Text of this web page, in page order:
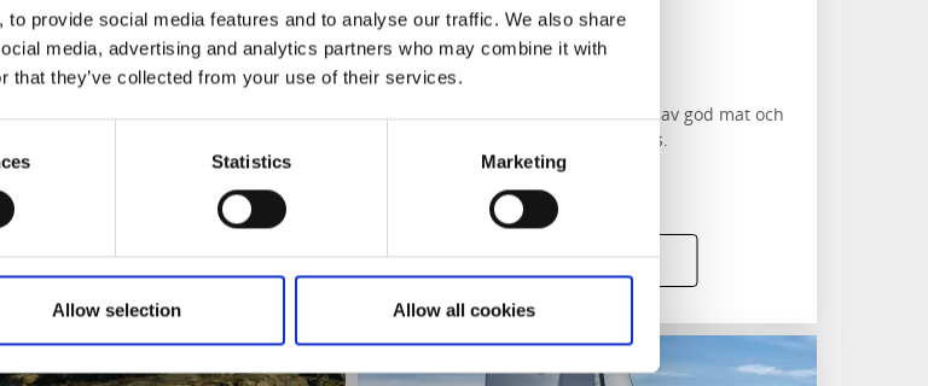
provide social media features and to analyse our traffic. We also share
media, advertising and analytics partners who may combine it with
that they’ve collected from your use of their services.
Statistics Marketing
Allow selection Allow all cookies
och lördagar kl 12:30.
från Norra hamnen i Lysekil och tar
Mötesplats är vid Restaurang Publik.
Läs mer och boka
Båttaxi
Sälexpedition
Hummersafari
Ombord på Sea4fun kan ni njuta av god mat och
dryck om så önskas.
Förbokning krävs.
Läs mer och boka